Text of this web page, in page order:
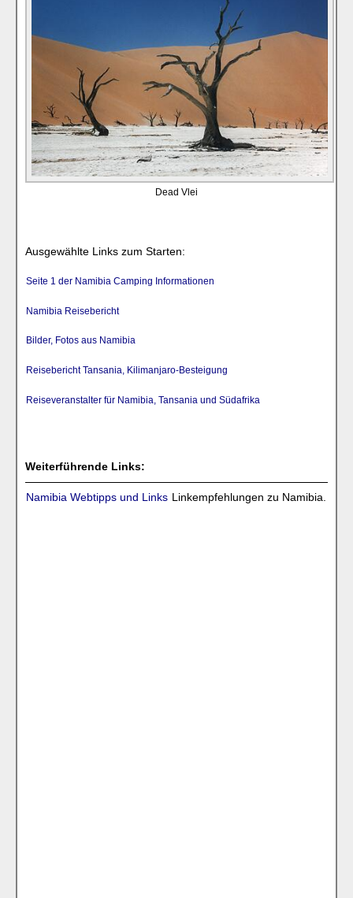
Dead Vlei
Ausgewählte Links zum Starten:
Seite 1 der Namibia Camping Informationen
Namibia Reisebericht
Bilder, Fotos aus Namibia
Reisebericht Tansania, Kilimanjaro-Besteigung
Reiseveranstalter für Namibia, Tansania und Südafrika
Weiterführende Links:
Namibia Webtipps und Links Linkempfehlungen zu Namibia.